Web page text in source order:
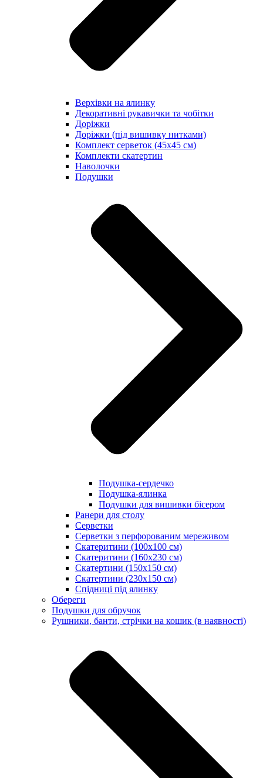
Верхівки на ялинку
Декоративні рукавички та чобітки
Доріжки
Доріжки (під вишивку нитками)
Комплект серветок (45х45 см)
Комплекти скатертин
Наволочки
Подушки
Подушка-сердечко
Подушка-ялинка
Подушки для вишивки бісером
Ранери для столу
Серветки
Серветки з перфорованим мереживом
Скатеритини (100х100 см)
Скатеритини (160х230 см)
Скатертини (150х150 см)
Скатертини (230х150 см)
Спідниці під ялинку
Обереги
Подушки для обручок
Рушники, банти, стрічки на кошик (в наявності)